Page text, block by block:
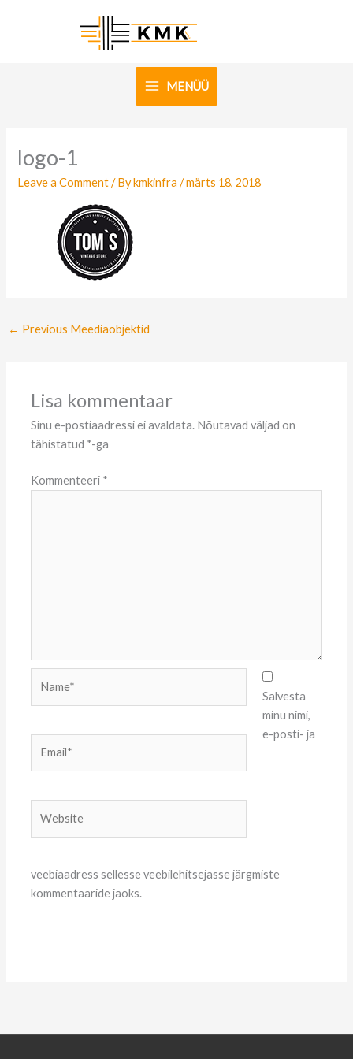
MENÜÜ
logo-1
Leave a Comment / Bykmkinfra/märts 18, 2018
← Previous Meediaobjektid
Lisa kommentaar
Sinu e-postiaadressi ei avaldata. Nõutavad väljad on
tähistatud *-ga
Kommenteeri *
Salvesta
minu nimi,
e-posti- ja
veebiaadress sellesse veebilehitsejasse järgmiste
kommentaaride jaoks.